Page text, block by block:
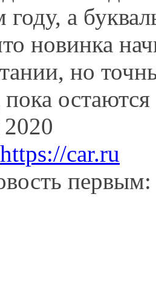
а
новинка
но
2020
https://car.ru
первым: